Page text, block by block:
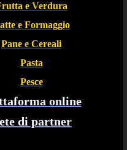
e Verdura
e Formaggio
Pane e Cereali
Pasta
Pesce
online
di partner